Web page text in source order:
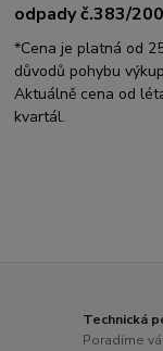
odpady č.383/
*Cena je platná od
důvodů pohybu
Aktuálně cena od
kvartál.
Technická
Poradíme